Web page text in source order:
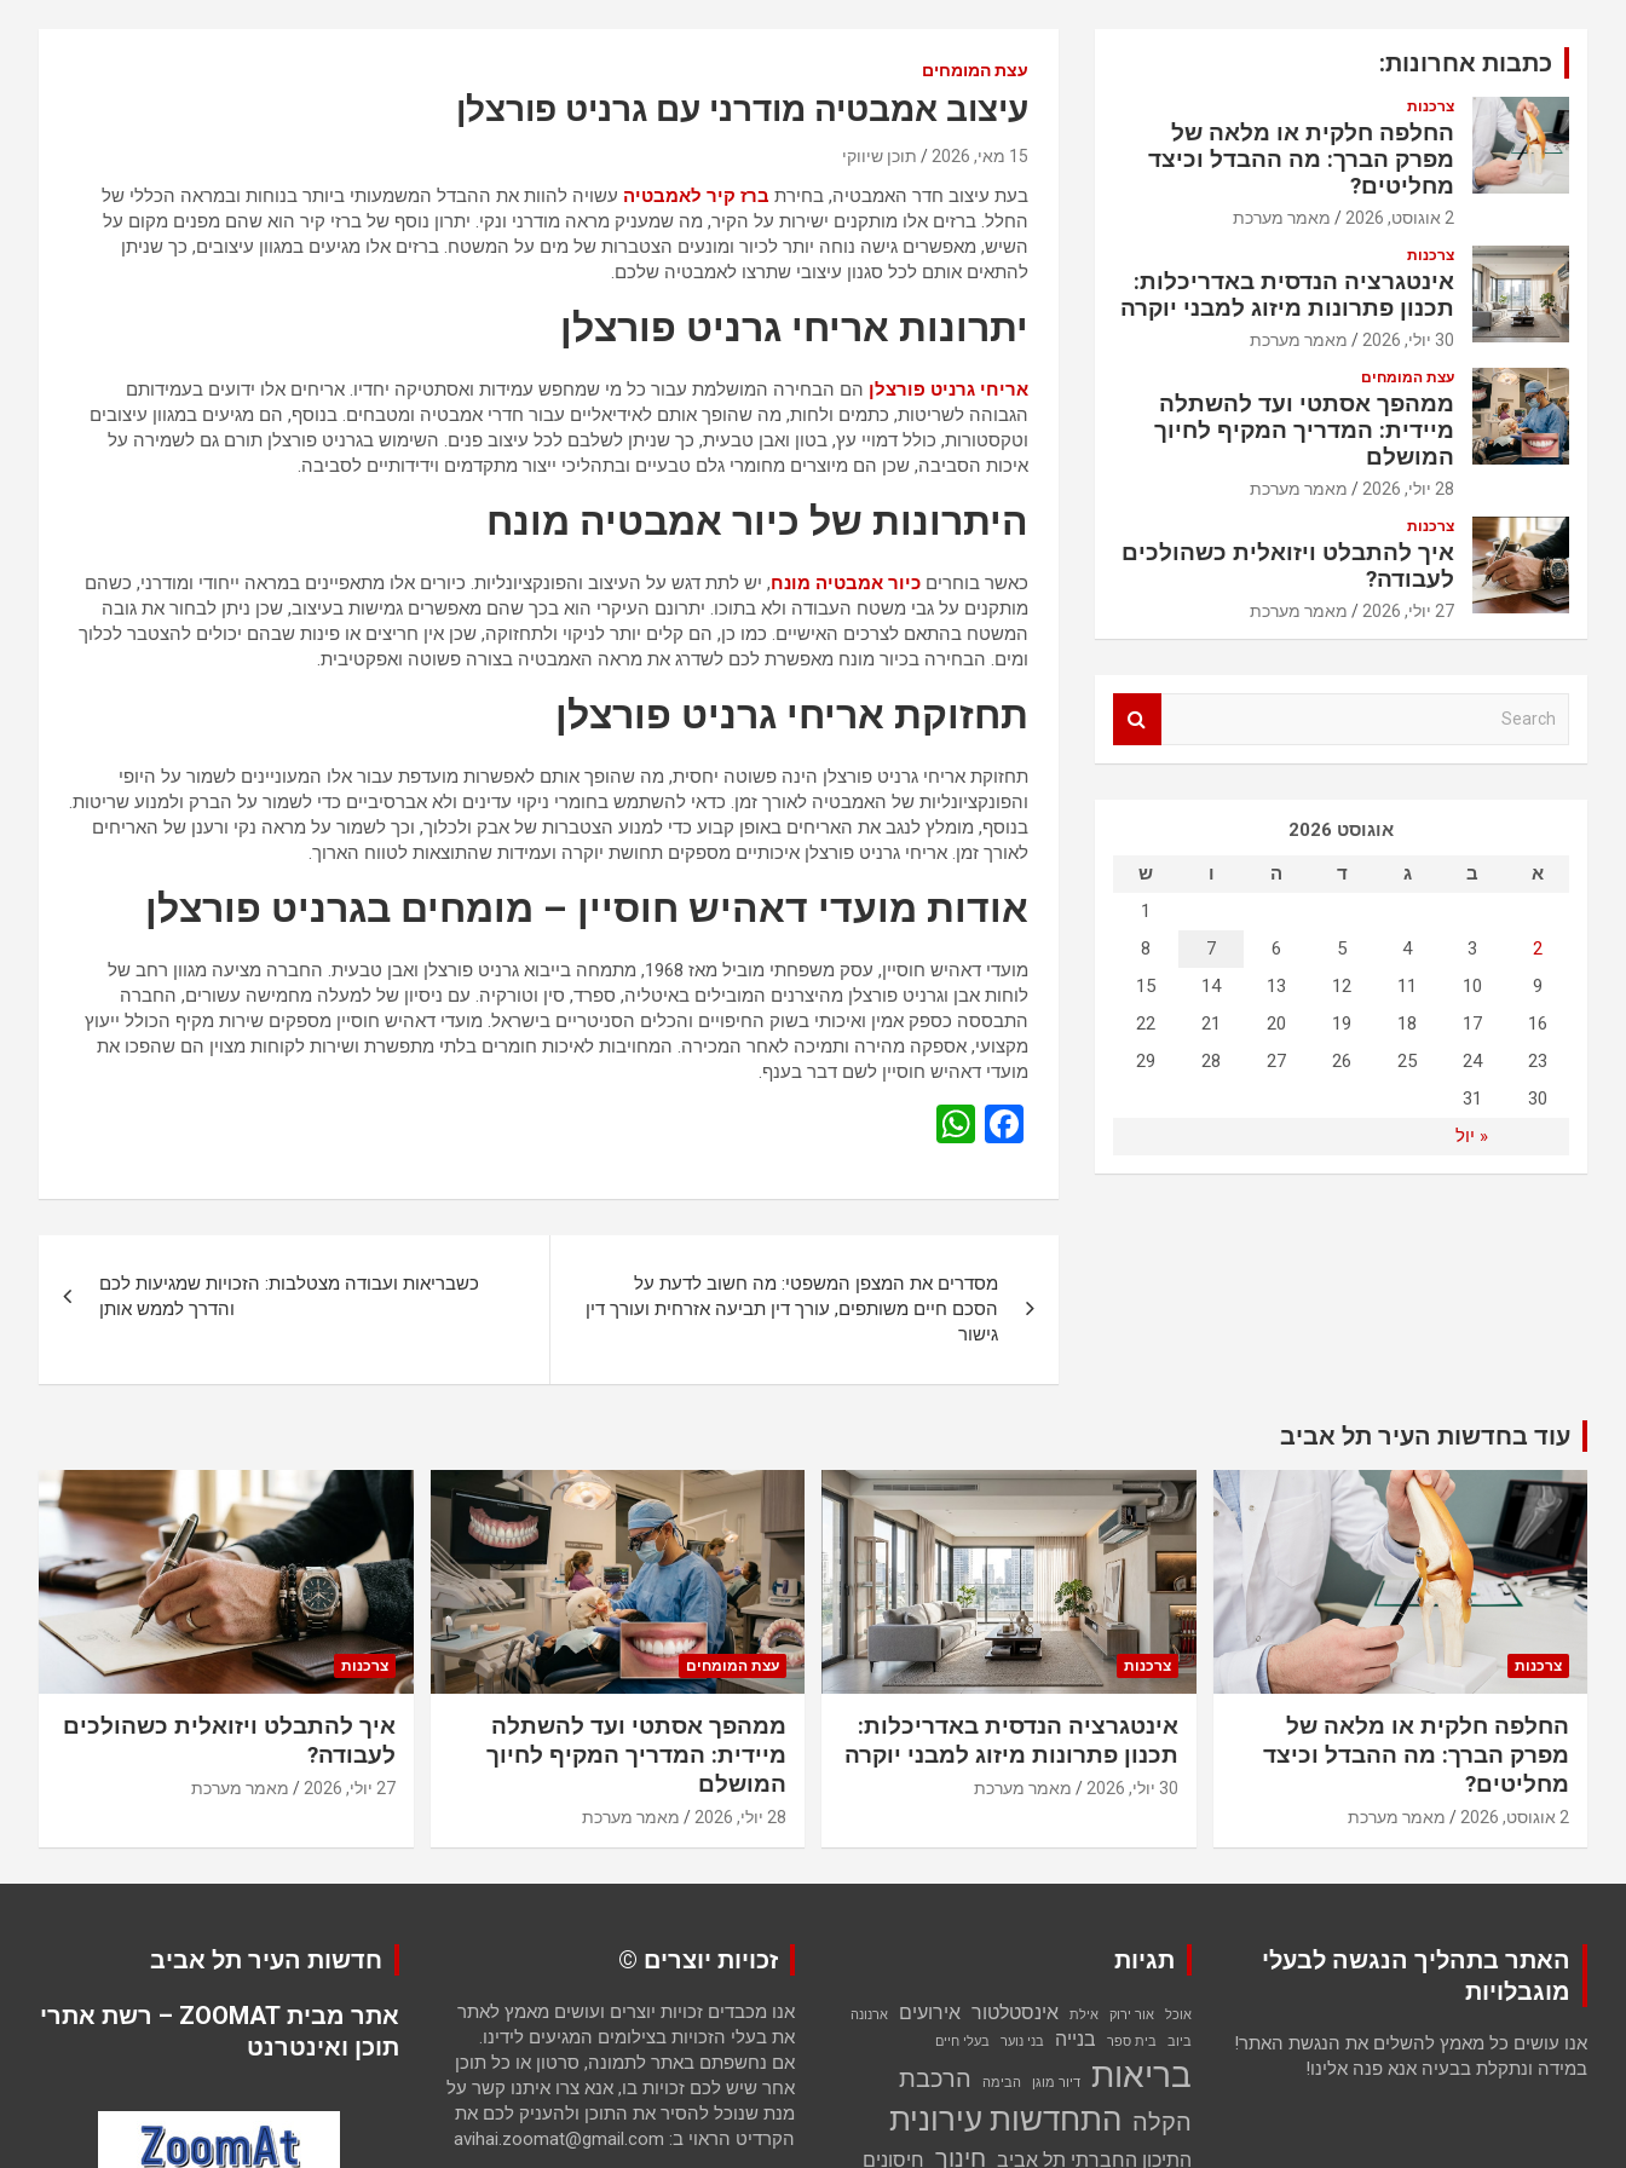
עצת המומחים
עיצוב אמבטיה מודרני עם גרניט פורצלן
15 מאי, 2026 תוכן שיווקי
בעת עיצוב חדר האמבטיה, בחירת ברז קיר לאמבטיה עשויה להוות את ההבדל המשמעותי ביותר בנוחות ובמראה הכללי של
החלל. ברזים אלו מותקנים ישירות על הקיר, מה שמעניק מראה מודרני ונקי. יתרון נוסף של ברזי קיר הוא שהם מפנים מקום על
השיש, מאפשרים גישה נוחה יותר לכיור ומונעים הצטברות של מים על המשטח. ברזים אלו מגיעים במגוון עיצובים, כך שניתן
להתאים אותם לכל סגנון עיצובי שתרצו לאמבטיה שלכם.
יתרונות אריחי גרניט פורצלן
אריחי גרניט פורצלן הם הבחירה המושלמת עבור כל מי שמחפש עמידות ואסתטיקה יחדיו. אריחים אלו ידועים בעמידותם
הגבוהה לשריטות, כתמים ולחות, מה שהופך אותם לאידיאליים עבור חדרי אמבטיה ומטבחים. בנוסף, הם מגיעים במגוון עיצובים
וטקסטורות, כולל דמויי עץ, בטון ואבן טבעית, כך שניתן לשלבם לכל עיצוב פנים. השימוש בגרניט פורצלן תורם גם לשמירה על
איכות הסביבה, שכן הם מיוצרים מחומרי גלם טבעיים ובתהליכי ייצור מתקדמים וידידותיים לסביבה.
היתרונות של כיור אמבטיה מונח
כאשר בוחרים כיור אמבטיה מונח, יש לתת דגש על העיצוב והפונקציונליות. כיורים אלו מתאפיינים במראה ייחודי ומודרני, כשהם
מותקנים על גבי משטח העבודה ולא בתוכו. יתרונם העיקרי הוא בכך שהם מאפשרים גמישות בעיצוב, שכן ניתן לבחור את גובה
המשטח בהתאם לצרכים האישיים. כמו כן, הם קלים יותר לניקוי ולתחזוקה, שכן אין חריצים או פינות שבהם יכולים להצטבר לכלוך
ומים. הבחירה בכיור מונח מאפשרת לכם לשדרג את מראה האמבטיה בצורה פשוטה ואפקטיבית.
תחזוקת אריחי גרניט פורצלן
תחזוקת אריחי גרניט פורצלן הינה פשוטה יחסית, מה שהופך אותם לאפשרות מועדפת עבור אלו המעוניינים לשמור על היופי
והפונקציונליות של האמבטיה לאורך זמן. כדאי להשתמש בחומרי ניקוי עדינים ולא אברסיביים כדי לשמור על הברק ולמנוע שריטות.
בנוסף, מומלץ לנגב את האריחים באופן קבוע כדי למנוע הצטברות של אבק ולכלוך, וכך לשמור על מראה נקי ורענן של האריחים
לאורך זמן. אריחי גרניט פורצלן איכותיים מספקים תחושת יוקרה ועמידות שהתוצאות לטווח הארוך.
אודות מועדי דאהיש חוסיין – מומחים בגרניט פורצלן
מועדי דאהיש חוסיין, עסק משפחתי מוביל מאז 1968, מתמחה בייבוא גרניט פורצלן ואבן טבעית. החברה מציעה מגוון רחב של
לוחות אבן וגרניט פורצלן מהיצרנים המובילים באיטליה, ספרד, סין וטורקיה. עם ניסיון של למעלה מחמישה עשורים, החברה
התבססה כספק אמין ואיכותי בשוק החיפויים והכלים הסניטריים בישראל. מועדי דאהיש חוסיין מספקים שירות מקיף הכולל ייעוץ
מקצועי, אספקה מהירה ותמיכה לאחר המכירה. המחויבות לאיכות חומרים בלתי מתפשרת ושירות לקוחות מצוין הם שהפכו את
מועדי דאהיש חוסיין לשם דבר בענף.
F
ce
o
o
k
W
at
A
p
ט
מסדרים את המצפן המשפטי: מה חשוב לדעת על
הסכם חיים משותפים, עורך דין תביעה אזרחית ועורך דין
גישור
כשבריאות ועבודה מצטלבות: הזכויות שמגיעות לכם
והדרך לממש אותן
כתבות אחרונות:
צרכנות
החלפה חלקית או מלאה של
מפרק הברך: מה ההבדל וכיצד
מחליטים?
2 אוגוסט, 2026 מאמר מערכת
צרכנות
אינטגרציה הנדסית באדריכלות:
תכנון פתרונות מיזוג למבני יוקרה
30 יולי, 2026 מאמר מערכת
עצת המומחים
ממהפך אסתטי ועד להשתלה
מיידית: המדריך המקיף לחיוך
המושלם
28 יולי, 2026 מאמר מערכת
צרכנות
איך להתבלט ויזואלית כשהולכים
לעבודה?
27 יולי, 2026 מאמר מערכת
אוגוסט 2026
א
ב ג ד ה ו ש
« יול
1
2
3
4
5
6
7
8
9
10
11
12
13
14
15
16
17
18
19
20
21
22
23
24
25
26
27
28
29
30
31
עוד בחדשות העיר תל אביב
צרכנות
החלפה חלקית או מלאה של
מפרק הברך: מה ההבדל וכיצד
מחליטים?
2 אוגוסט, 2026 מאמר מערכת
צרכנות
אינטגרציה הנדסית באדריכלות:
תכנון פתרונות מיזוג למבני יוקרה
30 יולי, 2026 מאמר מערכת
עצת המומחים
ממהפך אסתטי ועד להשתלה
מיידית: המדריך המקיף לחיוך
המושלם
28 יולי, 2026 מאמר מערכת
צרכנות
איך להתבלט ויזואלית כשהולכים
לעבודה?
27 יולי, 2026 מאמר מערכת
האתר בתהליך הנגשה לבעלי
מוגבלויות
אנו עושים כל מאמץ להשלים את הנגשת האתר!
במידה ונתקלת בבעיה אנא פנה אלינו!
תגיות
אוכל אור ירוק אילת אינסטלטור אירועים
ארנונה
ביוב
בית ספר בנייה בני נוער בעלי חיים
בריאות דיור מוגן הבימה
הרכבת
הקלה התחדשות עירונית
התיכון החברתי תל אביב חינוך חיסונים
זכויות יוצרים ©
אנו מכבדים זכויות יוצרים ועושים מאמץ לאתר
את בעלי הזכויות בצילומים המגיעים לידינו.
אם נחשפתם באתר לתמונה, סרטון או כל תוכן
אחר שיש לכם זכויות בו, אנא צרו איתנו קשר על
מנת שנוכל להסיר את התוכן ולהעניק לכם את
הקרדיט הראוי ב: avihai.zoomat@gmail.com
חדשות העיר תל אביב
אתר מבית ZOOMAT – רשת אתרי
תוכן ואינטרנט